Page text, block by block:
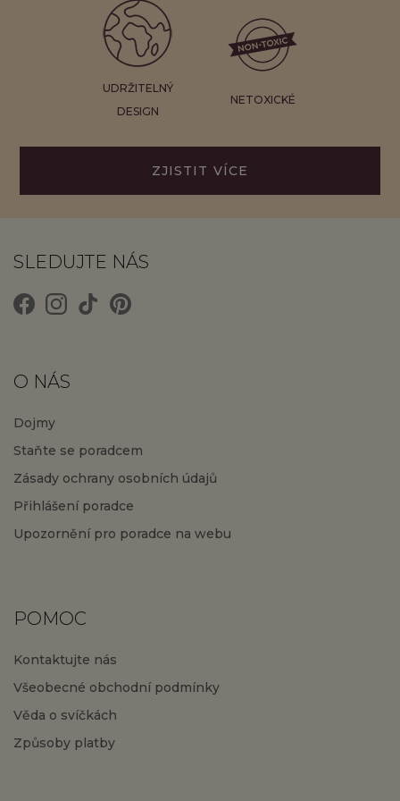
UDRŽITELNÝ
DESIGN
NETOXICKÉ
ZJISTIT VÍCE
SLEDUJTE NÁS
O NÁS
Dojmy
Staňte se poradcem
Zásady ochrany osobních údajů
Přihlášení poradce
Upozornění pro poradce na webu
POMOC
Kontaktujte nás
Všeobecné obchodní podmínky
Věda o svíčkách
Způsoby platby